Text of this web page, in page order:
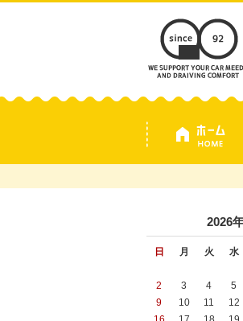
2026
日 月 火 水
2
3 4 5
9
10 11 12